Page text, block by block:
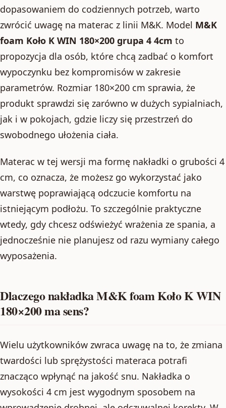
dopasowaniem do codziennych potrzeb, warto
zwrócić uwagę na materac z linii M&K. Model M&K
foam Koło K WIN 180×200 grupa 4 4cm to
propozycja dla osób, które chcą zadbać o komfort
wypoczynku bez kompromisów w zakresie
parametrów. Rozmiar 180×200 cm sprawia, że
produkt sprawdzi się zarówno w dużych sypialniach,
jak i w pokojach, gdzie liczy się przestrzeń do
swobodnego ułożenia ciała.
Materac w tej wersji ma formę nakładki o grubości 4
cm, co oznacza, że możesz go wykorzystać jako
warstwę poprawiającą odczucie komfortu na
istniejącym podłożu. To szczególnie praktyczne
wtedy, gdy chcesz odświeżyć wrażenia ze spania, a
jednocześnie nie planujesz od razu wymiany całego
wyposażenia.
Dlaczego nakładka M&K foam Koło K WIN
180×200 ma sens?
Wielu użytkowników zwraca uwagę na to, że zmiana
twardości lub sprężystości materaca potrafi
znacząco wpłynąć na jakość snu. Nakładka o
wysokości 4 cm jest wygodnym sposobem na